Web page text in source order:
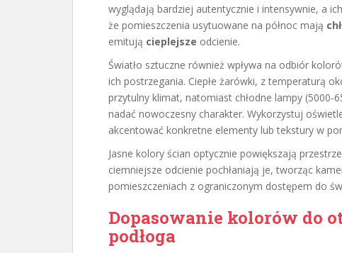
wyglądają bardziej autentycznie i intensywnie, a
że pomieszczenia usytuowane na północ mają
emitują cieplejsze odcienie.
Światło sztuczne również wpływa na odbiór
ich postrzegania. Ciepłe żarówki, z temperaturą
przytulny klimat, natomiast chłodne lampy
nadać nowoczesny charakter. Wykorzystuj
akcentować konkretne elementy lub tekstury w
Jasne kolory ścian optycznie powiększają
ciemniejsze odcienie pochłaniają je, tworząc
pomieszczeniach z ograniczonym dostępem do
Dopasowanie kolorów do
podłoga